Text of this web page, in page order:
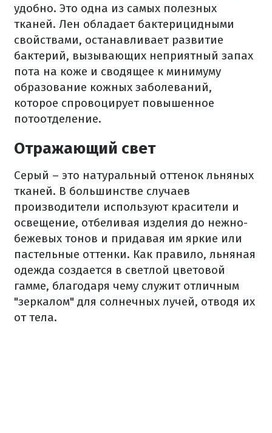
удобно. Это одна из самых полезных
тканей. Лен обладает бактерицидными
свойствами, останавливает развитие
бактерий, вызывающих неприятный запах
пота на коже и сводящее к минимуму
образование кожных заболеваний,
которое спровоцирует повышенное
потоотделение.
Отражающий свет
Серый – это натуральный оттенок льняных
тканей. В большинстве случаев
производители используют красители и
освещение, отбеливая изделия до нежно-
бежевых тонов и придавая им яркие или
пастельные оттенки. Как правило, льняная
одежда создается в светлой цветовой
гамме, благодаря чему служит отличным
"зеркалом" для солнечных лучей, отводя их
от тела.